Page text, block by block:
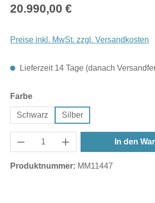
Regulärer Preis:
20.990,00 €
Preise inkl. MwSt. zzgl. Versandkosten
Lieferzeit 14 Tage (danach
Farbeauswählen
Schwarz Silber
In den
Produktnummer: MM11447